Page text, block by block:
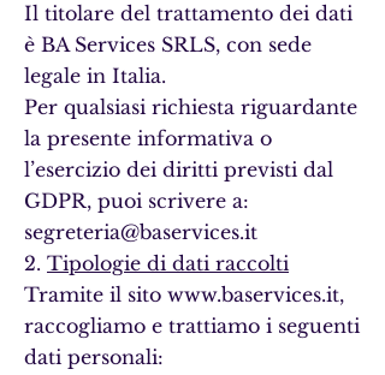
Il titolare del trattamento dei dati
è BA Services SRLS, con sede
legale in Italia.
Per qualsiasi richiesta riguardante
la presente informativa o
l’esercizio dei diritti previsti dal
GDPR, puoi scrivere a:
segreteria@baservices.it
2. Tipologie di dati raccolti
Tramite il sito www.baservices.it,
raccogliamo e trattiamo i seguenti
dati personali: